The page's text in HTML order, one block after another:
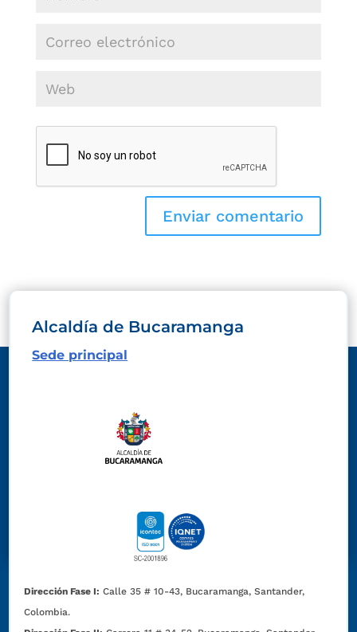
Alcaldía de Bucaramanga
Sede principal
Dirección Fase I: Calle 35 # 10-43, Bucaramanga, Santander,
Colombia.